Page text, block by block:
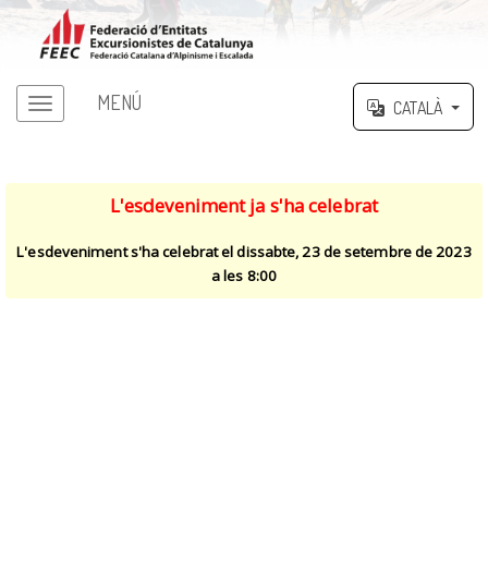
MENÚ CATALÀ
L'esdeveniment ja s'ha celebrat
L'esdeveniment s'ha celebrat el dissabte, 23 de setembre de 2023
a les 8:00